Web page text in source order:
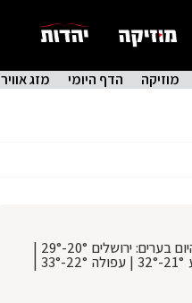
מוזיקה הדף היומי מזג אוויר
התחזית: מעונן חלקית עד נאה. תחול ירידה קלה בטמפרטורות. הטמפרטורות החזויות להיום בערים: ירושלים 20°-29° |
בני ברק 24°-31° | בית שמש 22°-32° | חיפה 24°-31° | אשדוד 24°-30° | באר שבע 21°-32° | עפולה 22°-33° |